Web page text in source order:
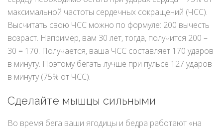
максимальной частоты сердечных сокращений (ЧСС).
Высчитать свою ЧСС можно по формуле: 200 вычесть
возраст. Например, вам 30 лет, тогда, получится 200 –
30 = 170. Получается, ваша ЧСС составляет 170 ударов
в минуту. Поэтому бегать лучше при пульсе 127 ударов
в минуту (75% от ЧСС).
Сделайте мышцы сильными
Во время бега ваши ягодицы и бедра работают «на